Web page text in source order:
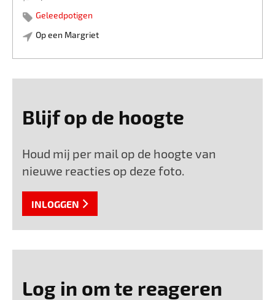
Geleedpotigen
Op een Margriet
Blijf op de hoogte
Houd mij per mail op de hoogte van
nieuwe reacties op deze foto.
INLOGGEN
Log in om te reageren